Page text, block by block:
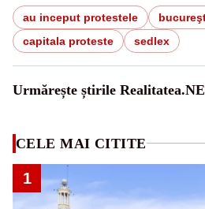
au inceput protestele
capitala proteste
sedlex
Urmărește știrile
CELE MAI CITITE
1